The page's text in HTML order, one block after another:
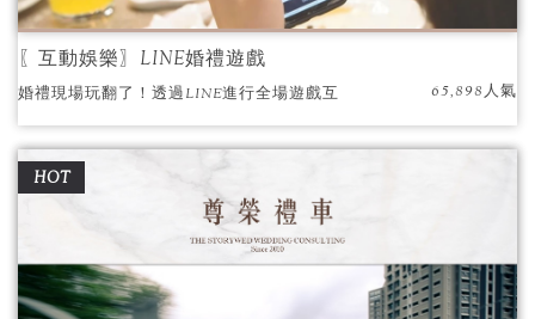
〖互動娛樂〗LINE婚禮遊戲
婚禮現場玩翻了！透過LINE進行全場遊戲互
動！
65,898人氣
HOT